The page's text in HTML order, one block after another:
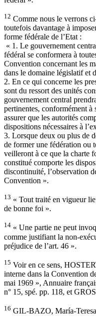
12 Comme nous le verrons
toutefois davantage à
forme fédérale de l’Etat :
« 1. Le gouvernement
fédéral se conformera à
Convention concernant les
dans le domaine législatif et
2. En ce qui concerne les
sont du ressort des unités
gouvernement central
pertinentes, conformément à
assurer que les autorités
dispositions nécessaires à
3. Lorsque deux ou plus de
de former une fédération ou
veilleront à ce que la charte
constitué comporte les
discontinuité, l’observation
Convention ».
13 « Tout traité en vigueur
de bonne foi ».
14 « Une partie ne peut
comme justifiant la non-
préjudice de l’art. 46 ».
15 Voir en ce sens,
interne dans la Convention
mai 1969 », Annuaire
n° 15, spé. pp. 118, et
16 GIL-BAZO, María-